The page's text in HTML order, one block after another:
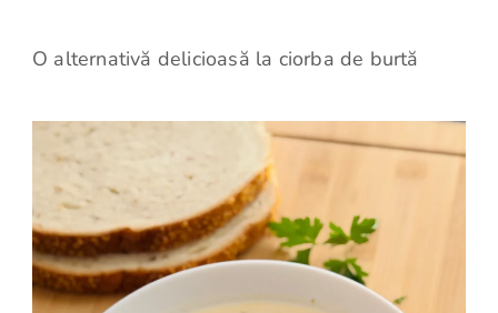
O alternativă delicioasă la ciorba de burtă